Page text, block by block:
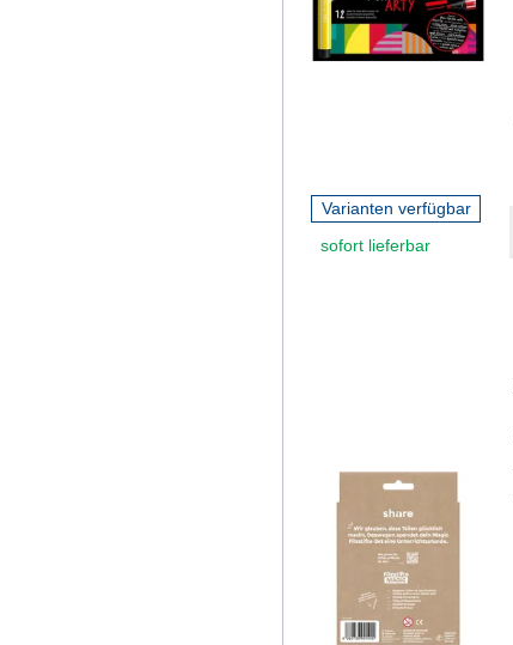
Varianten verfügbar
sofort lieferbar